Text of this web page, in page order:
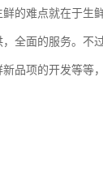
的难点就在于生
，全面的服务。不
品项的开发等等